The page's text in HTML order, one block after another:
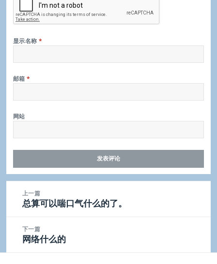
显示名称*
邮箱*
网站
上一篇
上
文
章：
总算可以喘口气什么的了。
下一篇
下
网络什么的